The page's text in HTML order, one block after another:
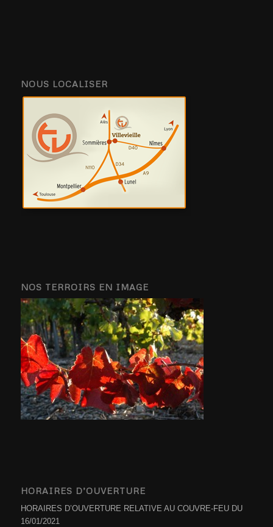
NOUS LOCALISER
NOS TERROIRS EN IMAGE
HORAIRES D’OUVERTURE
HORAIRES D’OUVERTURE RELATIVE AU COUVRE-FEU DU
16/01/2021